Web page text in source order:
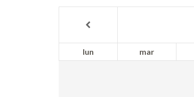
lun mar